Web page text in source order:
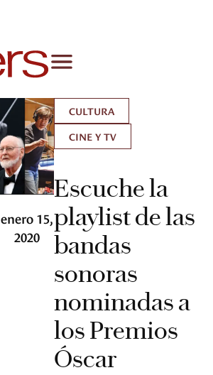
enero 15,
2020
CULTURA
CINE Y TV
Escuche la
playlist de las
bandas
sonoras
nominadas a
los Premios
Óscar